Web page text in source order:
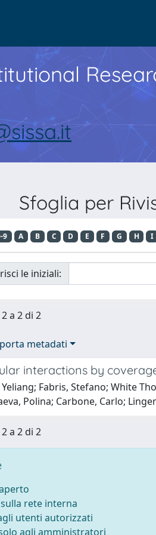
Sfoglia per
9 A B C D E F G H I
le iniziali:
a 2 di 2
metadati
interactions by
Fabris, Stefano; White
Polina; Carbone, Carlo;
a 2 di 2
rete interna
utenti autorizzati
agli amministratori